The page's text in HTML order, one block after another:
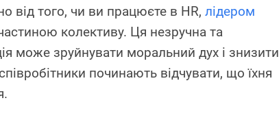
від того, чи ви працюєте в HR, лідером
колективу. Ця незручна та
може зруйнувати моральний дух і знизити
починають відчувати, що їхня